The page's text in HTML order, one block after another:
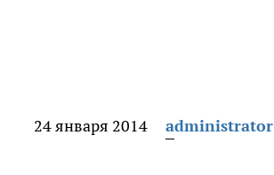
24 января 2014
administrator